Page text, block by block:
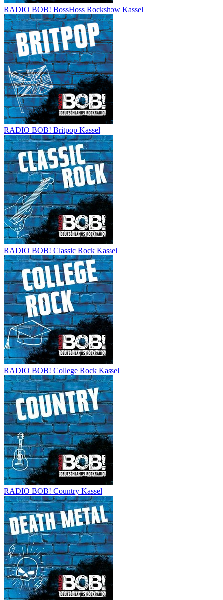
RADIO BOB! BossHoss Rockshow Kassel
RADIO BOB! Britpop Kassel
RADIO BOB! Classic Rock Kassel
RADIO BOB! College Rock Kassel
RADIO BOB! Country Kassel